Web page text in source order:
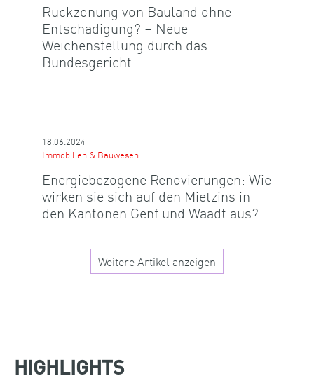
Rückzonung von Bauland ohne
Entschädigung? – Neue
Weichenstellung durch das
Bundesgericht
18.06.2024
Immobilien & Bauwesen
Energiebezogene Renovierungen: Wie
wirken sie sich auf den Mietzins in
den Kantonen Genf und Waadt aus?
Weitere Artikel anzeigen
HIGHLIGHTS